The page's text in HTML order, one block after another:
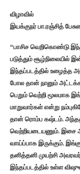
விழாவில்
இயக்குநர் பா.ரஞ்சித்
“பாசிச வெறிகொண்டு
படுத்தும் சூழ்நிலையில்
இந்தப்படத்தில் உழைத்த
போல தான் நானும்
பெறும் வெற்றி மூலமாக
மாறுவார்கள் என்று
தான் ரொம்ப கஷ்டம்.
வெற்றியடையணும். இசை
வாய்ப்பாக இருக்கும்.
தனித்தனி முயற்சி
இந்தப்படத்தில் உள்ள